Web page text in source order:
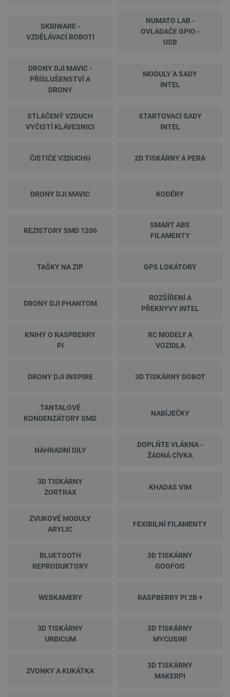
SKRIWARE -
VZDĚLÁVACÍ ROBOTI
NUMATO LAB -
OVLADAČE GPIO -
USB
DRONY DJI MAVIC -
PŘÍSLUŠENSTVÍ A
DRONY
MODULY A SADY
INTEL
STLAČENÝ VZDUCH
VYČISTÍ KLÁVESNICI
STARTOVACÍ SADY
INTEL
ČISTIČE VZDUCHU 2D TISKÁRNY A PERA
DRONY DJI MAVIC KODÉRY
REZISTORY SMD 1206
SMART ABS
FILAMENTY
TAŠKY NA ZIP GPS LOKÁTORY
DRONY DJI PHANTOM
ROZŠÍŘENÍ A
PŘEKRYVY INTEL
KNIHY O RASPBERRY
PI
RC MODELY A
VOZIDLA
DRONY DJI INSPIRE 3D TISKÁRNY DOBOT
TANTALOVÉ
KONDENZÁTORY SMD
NABÍJEČKY
NÁHRADNÍ DÍLY
DOPLŇTE VLÁKNA -
ŽÁDNÁ CÍVKA
3D TISKÁRNY
ZORTRAX
KHADAS VIM
ZVUKOVÉ MODULY
ARYLIC
FEXIBILNÍ FILAMENTY
BLUETOOTH
REPRODUKTORY
3D TISKÁRNY
GOOFOO
WEBKAMERY RASPBERRY PI 2B +
3D TISKÁRNY
URBICUM
3D TISKÁRNY
MYCUSINI
ZVONKY A KUKÁTKA
3D TISKÁRNY
MAKERPI